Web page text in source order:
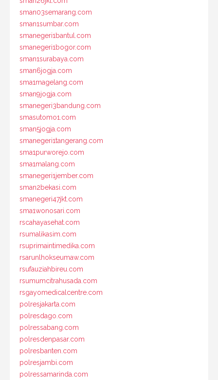
sman03semarang.com
sman1sumbar.com
smanegeri1bantul.com
smanegeri1bogor.com
sman1surabaya.com
sman6jogja.com
sma1magelang.com
sman9jogja.com
smanegeri3bandung.com
smasutomo1.com
sman5jogja.com
smanegeri1tangerang.com
sma1purworejo.com
sma1malang.com
smanegeri1jember.com
sman2bekasi.com
smanegeri47jkt.com
sma1wonosari.com
rscahayasehat.com
rsumalikasim.com
rsuprimaintimedika.com
rsarunlhokseumaw.com
rsufauziahbireu.com
rsumumcitrahusada.com
rsgayomedicalcentre.com
polresjakarta.com
polresdago.com
polressabang.com
polresdenpasar.com
polresbanten.com
polresjambi.com
polressamarinda.com